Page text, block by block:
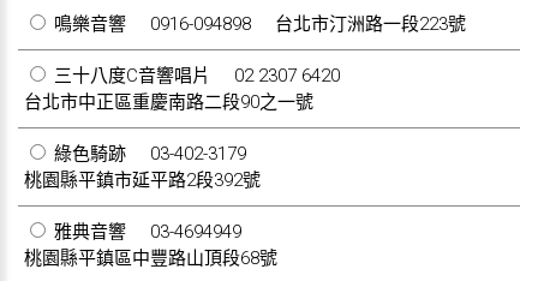
鳴樂音響 0916-094898 台北市汀洲路一段223號
三十八度C音響唱片
02 2307 6420
台北市中正區重慶南路二段90之一號
綠色騎跡
03-402-3179
桃園縣平鎮市延平路2段392號
雅典音響
03-4694949
桃園縣平鎮區中豐路山頂段68號